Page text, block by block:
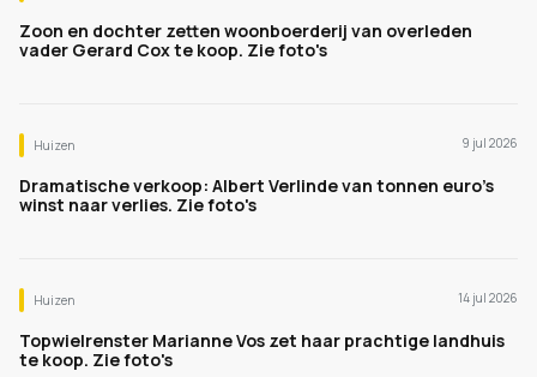
Zoon en dochter zetten woonboerderij van overleden
vader Gerard Cox te koop. Zie foto's
Huizen 9 jul 2026
Dramatische verkoop: Albert Verlinde van tonnen euro's
winst naar verlies. Zie foto's
Huizen 14 jul 2026
Topwielrenster Marianne Vos zet haar prachtige landhuis
te koop. Zie foto's